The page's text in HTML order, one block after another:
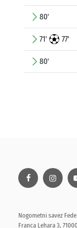
80'
71' 77'
80'
Nogometni savez
Franca Lehara 3,